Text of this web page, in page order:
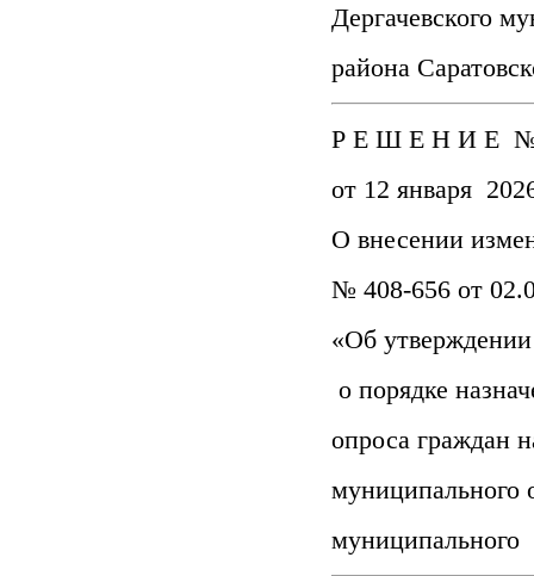
Дергачевского
района
Р Е Ш Е Н И Е №
от 12 января
О внесении
№ 408-656 от
«Об
о порядке
опроса граждан
муниципального
муниципального